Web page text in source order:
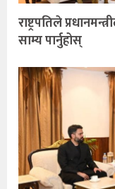
राष्ट्रपतिले
साम्य पार्नुहोस्